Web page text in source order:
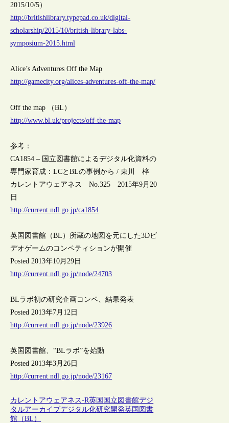
2015/10/5）
http://britishlibrary.typepad.co.uk/digital-
scholarship/2015/10/british-library-labs-
symposium-2015.html
Alice’s Adventures Off the Map
http://gamecity.org/alices-adventures-off-the-map/
Off the map （BL）
http://www.bl.uk/projects/off-the-map
参考：
CA1854 – 国立図書館によるデジタル化資料の
専門家育成：LCとBLの事例から / 東川 梓
カレントアウェアネス No.325 2015年9月20
日
http://current.ndl.go.jp/ca1854
英国図書館（BL）所蔵の地図を元にした3Dビ
デオゲームのコンペティションが開催
Posted 2013年10月29日
http://current.ndl.go.jp/node/24703
BLラボ初の研究企画コンペ、結果発表
Posted 2013年7月12日
http://current.ndl.go.jp/node/23926
英国図書館、“BLラボ”を始動
Posted 2013年3月26日
http://current.ndl.go.jp/node/23167
カレントアウェアネス-R英国 国立図書館デジ
タルアーカイブデジタル化研究開発英国図書
館（BL）